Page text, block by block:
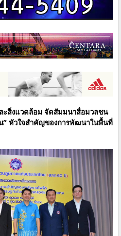
ะสิ่งแวดล้อม จัดสัมมนาสื่อมวลชน
” หัวใจสำคัญของการพัฒนาในพื้นที่